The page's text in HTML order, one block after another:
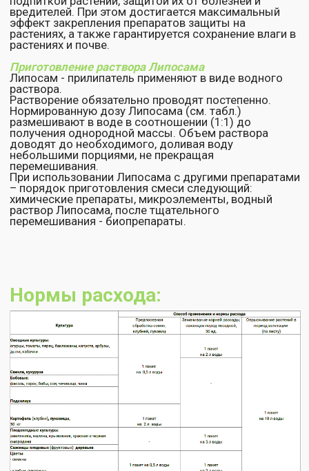
Препарат Липосам хранят в герметичной
упаковке при температуре от 0 0С до 20 0С.
Гарантийный срок хранения: 3 года от даты
изготовления.
Допускается однократная кратковременная
постепенным размораживанием при невысокой
температуре.
Оставьте ваши контакты и мы перезвоним!
Остались вопросы или нужна
консультация по использованию
биопрепаратов?